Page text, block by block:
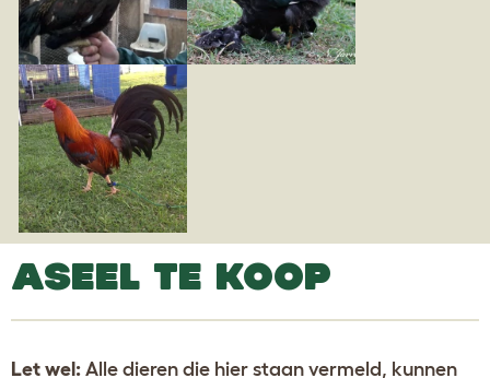
ASEEL TE KOOP
Let wel: Alle dieren die hier staan vermeld, kunnen